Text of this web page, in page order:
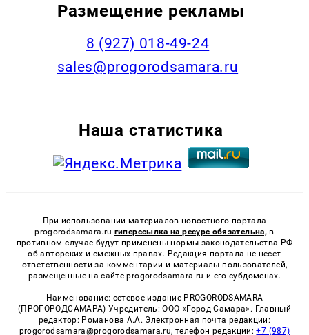
Размещение рекламы
8 (927) 018-49-24
sales@progorodsamara.ru
Наша статистика
При использовании материалов новостного портала
progorodsamara.ru гиперссылка на ресурс обязательна, в
противном случае будут применены нормы законодательства РФ
об авторских и смежных правах. Редакция портала не несет
ответственности за комментарии и материалы пользователей,
размещенные на сайте progorodsamara.ru и его субдоменах.
Наименование: сетевое издание PROGORODSAMARA
(ПРОГОРОДСАМАРА) Учредитель: ООО «Город Самара». Главный
редактор: Романова А.А. Электронная почта редакции:
progorodsamara@progorodsamara.ru, телефон редакции:+7 (987)